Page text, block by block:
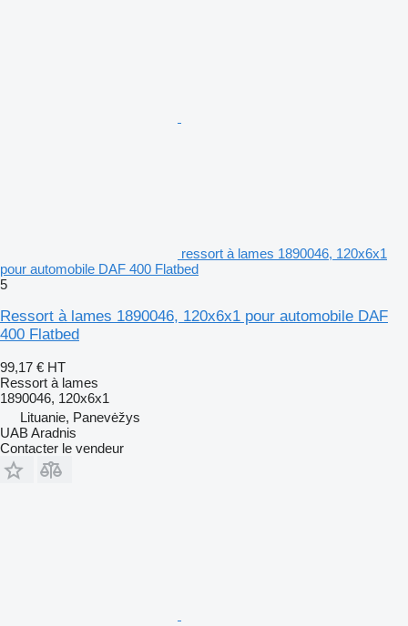
ressort à lames 1890046, 120x6x1
pour automobile DAF 400 Flatbed
5
Ressort à lames 1890046, 120x6x1 pour automobile DAF
400 Flatbed
99,17 € HT
Ressort à lames
1890046, 120x6x1
Lituanie, Panevėžys
UAB Aradnis
Contacter le vendeur